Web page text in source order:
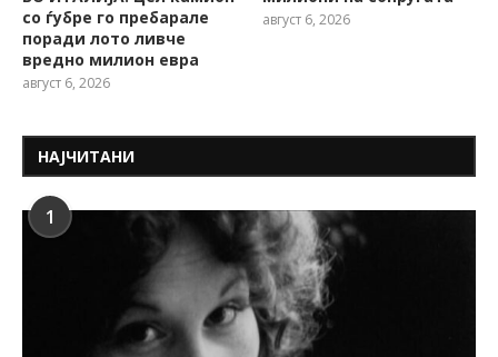
со ѓубре го пребарале
поради лото ливче
вредно милион евра
август 6, 2026
август 6, 2026
НАЈЧИТАНИ
1